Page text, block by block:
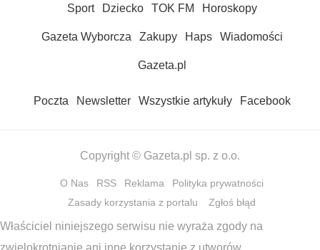
Sport Dziecko TOK FM Horoskopy
Gazeta Wyborcza Zakupy Haps Wiadomości
Gazeta.pl
Poczta Newsletter Wszystkie artykuły Facebook
Copyright © Gazeta.pl sp. z o.o.
O Nas RSS Reklama
Polityka prywatności
Zasady korzystania z portalu
Zgłoś błąd
Właściciel niniejszego serwisu nie wyraża zgody na
zwielokrotnianie ani inne korzystanie z utworów